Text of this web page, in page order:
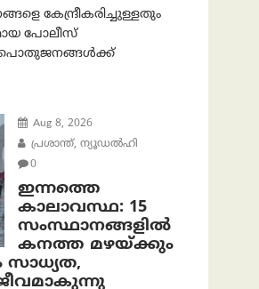
കേന്ദ്രീകരിച്ചുള്ളതും
പോലീസ്
പൊതുജനങ്ങൾക്ക്
Aug 8, 2026
പ്രശാന്ത്, ന്യൂഡല്‍ഹി
0
ഇന്നത്തെ
കാലാവസ്ഥ: 15
സംസ്ഥാനങ്ങളിൽ
കനത്ത മഴയ്ക്കും
സാധ്യത,